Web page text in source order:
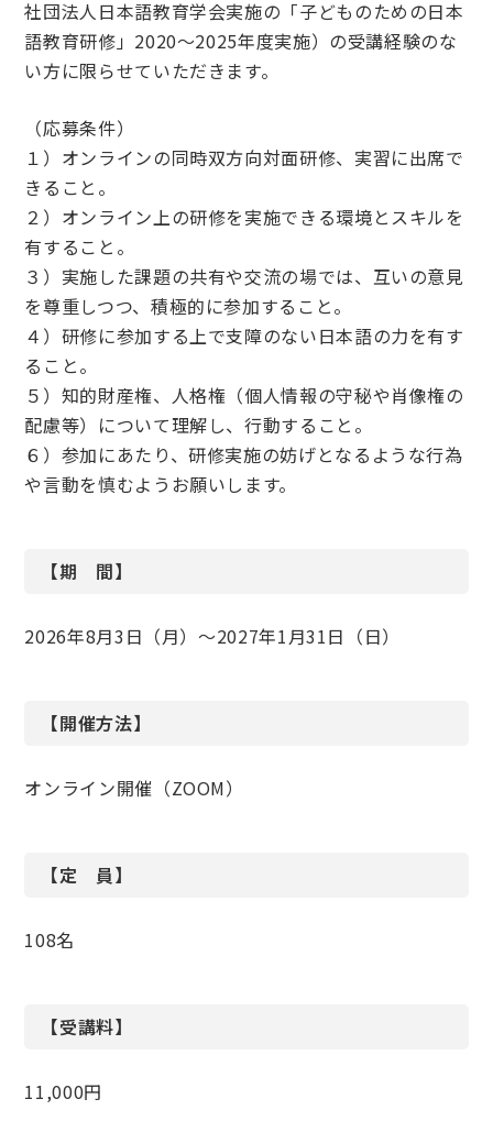
社団法人日本語教育学会実施の「子どものための日本
語教育研修」2020～2025年度実施）の受講経験のな
い方に限らせていただきます。
（応募条件）
１）オンラインの同時双方向対面研修、実習に出席で
きること。
２）オンライン上の研修を実施できる環境とスキルを
有すること。
３）実施した課題の共有や交流の場では、互いの意見
を尊重しつつ、積極的に参加すること。
４）研修に参加する上で支障のない日本語の力を有す
ること。
５）知的財産権、人格権（個人情報の守秘や肖像権の
配慮等）について理解し、行動すること。
６）参加にあたり、研修実施の妨げとなるような行為
や言動を慎むようお願いします。
【期 間】
2026年8月3日（月）～2027年1月31日（日）
【開催方法】
オンライン開催（ZOOM）
【定 員】
108名
【受講料】
11,000円